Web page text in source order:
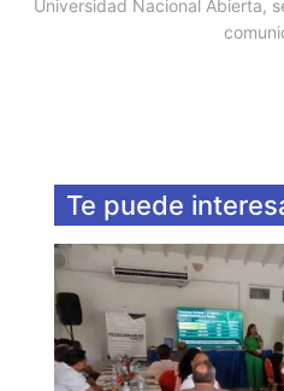
Universidad Nacional Abierta,
Te puede